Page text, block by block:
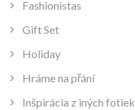
Fashionistas
Gift Set
Holiday
Hráme na přání
Inšpirácia z iných fotiek